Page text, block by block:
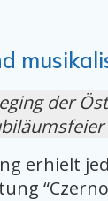
der
erhielt